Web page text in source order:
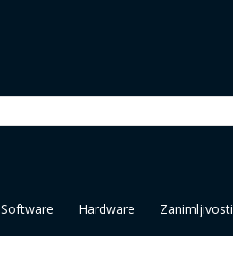
Software Hardware Zanimljivosti